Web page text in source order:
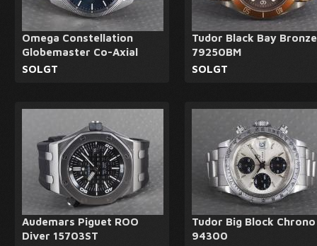
Omega Constellation
Globemaster Co-Axial
SOLGT
Tudor Black Bay Bronze
79250BM
SOLGT
Audemars Piguet ROO
Diver 15703ST
Tudor Big Block Chrono
94300